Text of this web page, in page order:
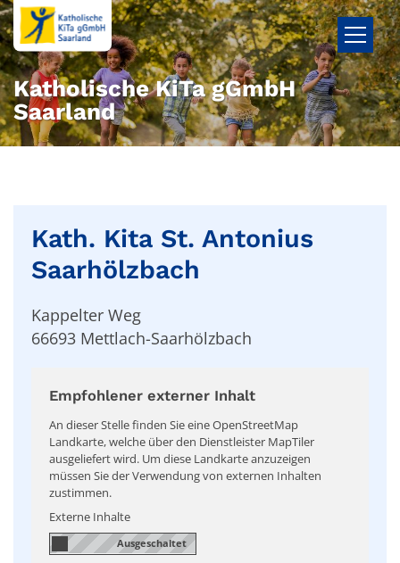
Zum Inhalt springen
Katholische KiTa gGmbH
Saarland
Kath. Kita St. Antonius
Saarhölzbach
Kappelter Weg
66693 Mettlach-Saarhölzbach
Empfohlener externer Inhalt
An dieser Stelle finden Sie eine OpenStreetMap
Landkarte, welche über den Dienstleister MapTiler
ausgeliefert wird. Um diese Landkarte anzuzeigen
müssen Sie der Verwendung von externen Inhalten
zustimmen.
Externe Inhalte